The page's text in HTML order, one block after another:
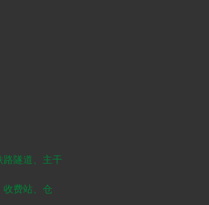
路隧道、主干
收费站、仓